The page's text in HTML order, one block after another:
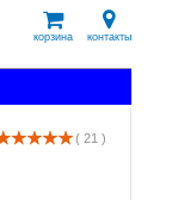
корзина контакты
( 21 )